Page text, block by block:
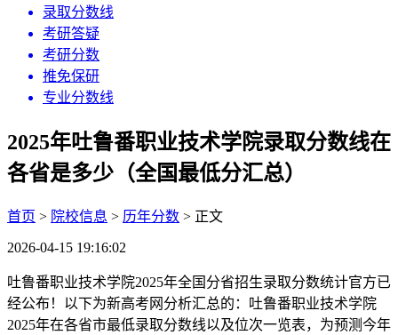
录取分数线
考研答疑
考研分数
推免保研
专业分数线
2025年吐鲁番职业技术学院录取分数线在
各省是多少（全国最低分汇总）
首页 > 院校信息 > 历年分数 > 正文
2026-04-15 19:16:02
吐鲁番职业技术学院2025年全国分省招生录取分数统计官方已
经公布！以下为新高考网分析汇总的：吐鲁番职业技术学院
2025年在各省市最低录取分数线以及位次一览表，为预测今年